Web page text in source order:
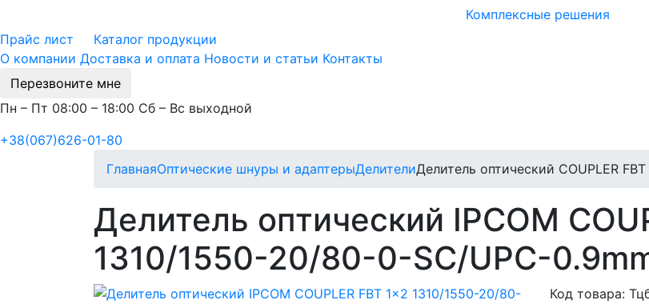
Комплексные решения
Прайс лист
Каталог продукции
О компании Доставка и оплата Новости и статьи Контакты
Перезвоните мне
Пн – Пт 08:00 – 18:00 Сб – Вс выходной
+38(067)626-01-80
ГлавнаяОптические шнуры и адаптерыДелителиДелитель оптический COUPLER
Делитель оптический IPCOM
1310/1550-20/80-0-SC/UPC-
Код товара: